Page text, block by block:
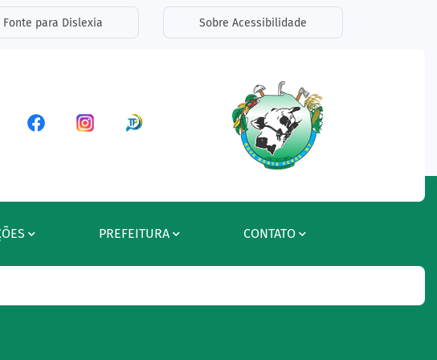
Fonte para Dislexia Sobre Acessibilidade
Acessar a Rede Social Facebook
Acessar a Rede Social Instagram
Acessar a Rede Social Radar
PREFEITURA CONTATO